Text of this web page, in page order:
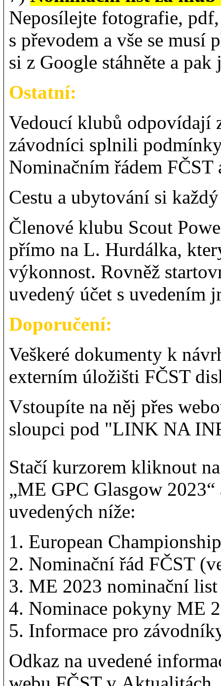
Neposílejte fotografie,
s převodem a vše se
si z Google stáhněte a
Ostatní:
Vedoucí klubů odpovídají
závodníci splnili
Nominačním řádem
Cestu a ubytování si
Členové klubu Scout
přímo na L. Hurdálka,
výkonnost. Rovněž
uvedený účet s uvedením
Doporučení:
Veškeré dokumenty k
externím úložišti FČST
Vstoupíte na něj přes
sloupci pod "LINK NA
Stačí kurzorem kliknout
„ME GPC Glasgow
uvedených níže:
European
Nominační řád FČST
ME 2023 nominační
Nominace pokyny ME
Informace pro
Odkaz na uvedené